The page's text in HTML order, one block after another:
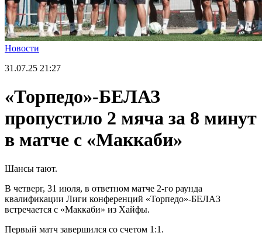
Новости
31.07.25 21:27
«Торпедо»-БЕЛАЗ
пропустило 2 мяча за 8 минут
в матче с «Маккаби»
Шансы тают.
В четверг, 31 июля, в ответном матче 2-го раунда
квалификации Лиги конференций «Торпедо»-БЕЛАЗ
встречается с «Маккаби» из Хайфы.
Первый матч завершился со счетом 1:1.